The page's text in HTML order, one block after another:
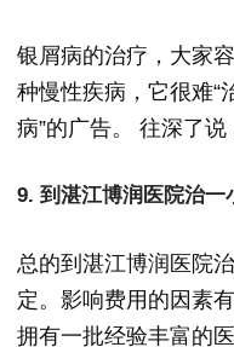
银屑病的治疗，大家
种慢性疾病，它很难“
病”的广告。 往深了说
9. 到湛江博润医院治
总的到湛江博润医院
定。影响费用的因素
拥有一批经验丰富的